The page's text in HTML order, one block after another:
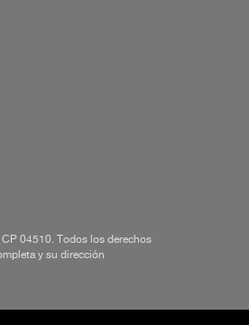
04510. Todos los derechos
y su dirección